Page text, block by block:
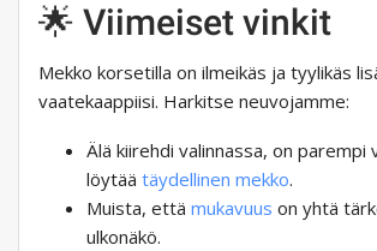
🌟 Viimeiset vinkit
Mekko korsetilla on ilmeikäs ja tyylikäs
vaatekaappiisi. Harkitse neuvojamme:
Älä kiirehdi valinnassa, on parempi
löytää täydellinen mekko.
Muista, että mukavuus on yhtä
ulkonäkö.